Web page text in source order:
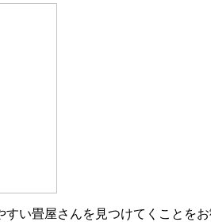
い畳屋さんを見つけてくことをお